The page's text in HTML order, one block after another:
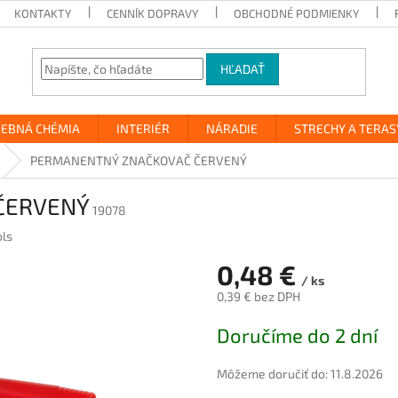
KONTAKTY CENNÍK DOPRAVY OBCHODNÉ PODMIENKY
HĽADAŤ
CHÉMIA INTERIÉR NÁRADIE STRECHY A
PERMANENTNÝ ZNAČKOVAČ ČERVENÝ
19078
0,48 € / ks
0,39 € bez DPH
cena:
Doručíme do 2 dní
Môžeme doručiť do:11.8.2026